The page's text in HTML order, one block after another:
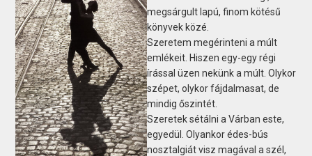
megsárgult lapú, finom kötésű
könyvek közé.
Szeretem megérinteni a múlt
emlékeit. Hiszen egy-egy régi
írással üzen nekünk a múlt. Olykor
szépet, olykor fájdalmasat, de
mindig őszintét.
Szeretek sétálni a Várban este,
egyedül. Olyankor édes-bús
nosztalgiát visz magával a szél,